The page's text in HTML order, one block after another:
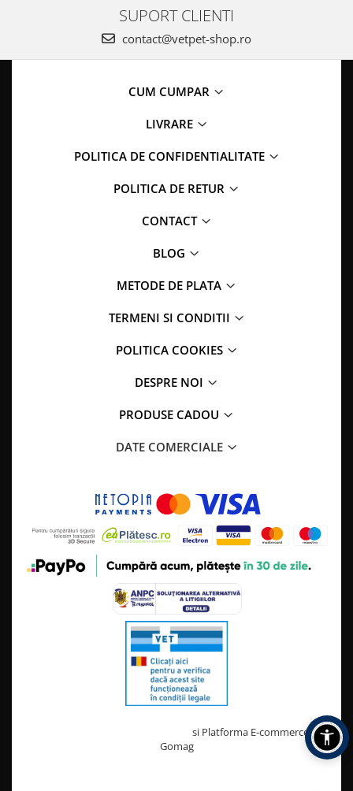
SUPORT CLIENTI
contact@vetpet-shop.ro
CUM CUMPAR
LIVRARE
POLITICA DE CONFIDENTIALITATE
POLITICA DE RETUR
CONTACT
BLOG
METODE DE PLATA
TERMENI SI CONDITII
POLITICA COOKIES
DESPRE NOI
PRODUSE CADOU
DATE COMERCIALE
si Platforma E-commerce by
Gomag